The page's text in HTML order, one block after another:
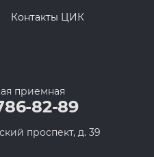
Контакты ЦИК
приемная
82-89
проспект, д. 39